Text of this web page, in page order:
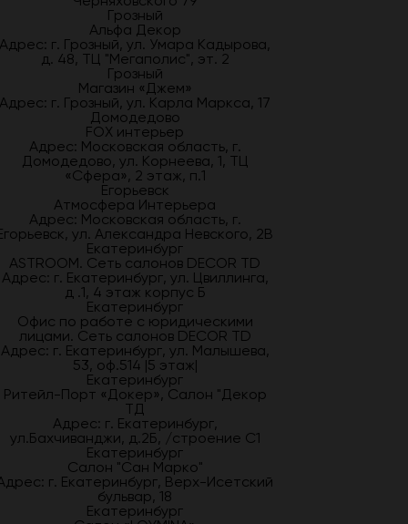
Грозный
Альфа Декор
Адрес: г. Грозный, ул. Умара Кадырова,
д. 48, ТЦ "Мегаполис", эт. 2
Грозный
Магазин «Джем»
Адрес: г. Грозный, ул. Карла Маркса, 17
Домодедово
FOX интерьер
Адрес: Московская область, г.
Домодедово, ул. Корнеева, 1, ТЦ
«Сфера», 2 этаж, п.1
Егорьевск
Атмосфера Интерьера
Адрес: Московская область, г.
ул. Александра Невского, 2В
Екатеринбург
ASTROOM. Сеть салонов DECOR TD
Адрес: г. Екатеринбург, ул. Цвиллинга,
д .1, 4 этаж корпус Б
Екатеринбург
Офис по работе с юридическими
лицами. Сеть салонов DECOR TD
Адрес: г. Екатеринбург, ул. Малышева,
53, оф.514 |5 этаж|
Екатеринбург
Ритейл-Порт «Докер», Салон "Декор
ТД
Адрес: г. Екатеринбург,
ул.Бахчиванджи, д.2Б, /строение С1
Екатеринбург
Салон "Сан Марко"
г. Екатеринбург, Верх-Исетский
бульвар, 18
Екатеринбург